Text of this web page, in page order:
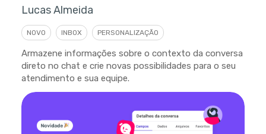
Lucas Almeida
NOVO INBOX PERSONALIZAÇÃO
Armazene informações sobre o contexto da conversa
direto no chat e crie novas possibilidades para o seu
atendimento e sua equipe.